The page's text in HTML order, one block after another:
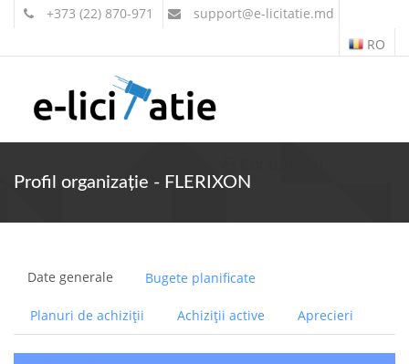
+373 (22) 870-971 support@e-licitatie.md
RO
Profil organizație - FLERIXON
Date generale Bugete planificate
Planuri de achiziții Achiziții active Aprecieri